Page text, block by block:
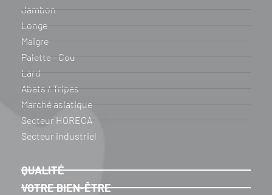
Jambon
Longe
Maigre
Palette - Cou
Lard
Abats / Tripes
Marché asiatique
Secteur HORECA
Secteur industriel
QUALITÉ
VOTRE BIEN-ÊTRE